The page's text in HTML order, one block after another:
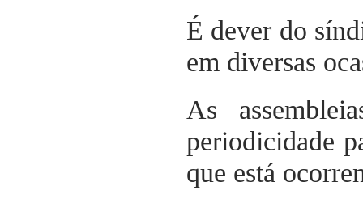
É dever do
em diversas
As
periodicidade
que está